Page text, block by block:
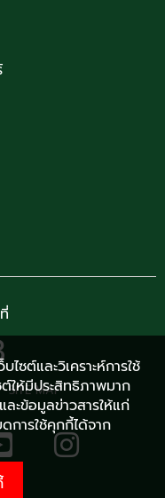
ซต์และวิเคราะห์การใช้
ให้มีประสิทธิภาพมาก
ะข้อมูลข่าวสารให้แก่
การใช้คุกกี้ได้จาก
SITE MAP